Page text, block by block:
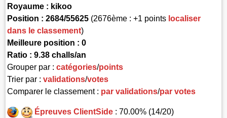
Royaume : kikoo
Position : 2684/55625 (2676ème : +1 points localiser
dans le classement)
Meilleure position : 0
Ratio : 9.38 challs/an
Grouper par :catégories/points
Trier par :validations/votes
Comparer le classement : par validations/par votes
Épreuves ClientSide: 70.00% (14/20)